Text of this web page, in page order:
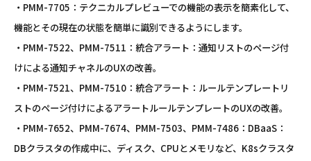
・PMM-7705：テクニカルプレビューでの機能の表示を簡素化して、
機能とその現在の状態を簡単に識別できるようにします。
・PMM-7522、PMM-7511：統合アラート：通知リストのページ付
けによる通知チャネルのUXの改善。
・PMM-7521、PMM-7510：統合アラート：ルールテンプレートリ
ストのページ付けによるアラートルールテンプレートのUXの改善。
・PMM-7652、PMM-7674、PMM-7503、PMM-7486：DBaaS：
DBクラスタの作成中に、ディスク、CPUとメモリなど、K8sクラスタ